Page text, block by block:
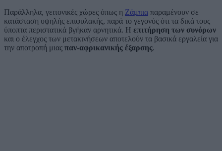
Παράλληλα, γειτονικές χώρες όπως η Ζάμπια παραμένουν σε
κατάσταση υψηλής επιφυλακής, παρά το γεγονός ότι τα δικά τους
ύποπτα περιστατικά βγήκαν αρνητικά. Η επιτήρηση των συνόρων
και ο έλεγχος των μετακινήσεων αποτελούν τα βασικά εργαλεία για
την αποτροπή μιας παν-αφρικανικής έξαρσης.